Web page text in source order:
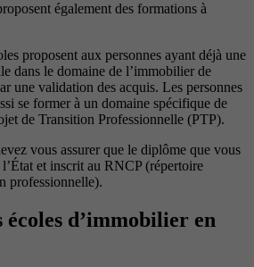
également des formations à
proposent aux personnes ayant déjà une
dans le domaine de l’immobilier de
une validation des acquis. Les personnes
se former à un domaine spécifique de
de Transition Professionnelle (PTP).
vous assurer que le diplôme que vous
et inscrit au RNCP (répertoire
professionnelle).
écoles d’immobilier en